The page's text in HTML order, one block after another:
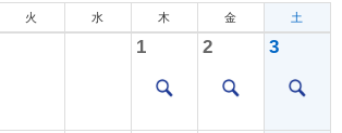
火 水 木 金 土
1 2 3